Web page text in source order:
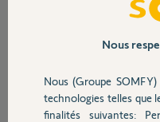
Sécurité
En voulant changer de réseau
l’application et la
pas reconnu. J’ai suivi les
solutions à ce sujet, rien ne
Merci,
Nous
Nous (Groupe
technologies telles que
finalités suivantes: